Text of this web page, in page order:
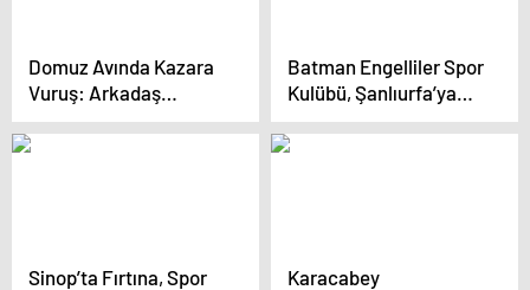
Domuz Avında Kazara
Vuruş: Arkadaş
Hayatını Kaybetti
Batman Engelliler Spor
Kulübü, Şanlıurfa’ya
Mağlup Oldu
Sinop’ta Fırtına, Spor
Karacabey